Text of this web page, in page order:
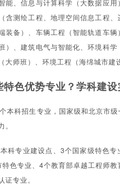
能、信息与计算科学（大数据应
含测绘工程、地理空间信息工程
装备）、车辆工程（智能轨道车
）、建筑电气与智能化、环境科
大师班）、环境工程（海绵城市
色优势专业？学科建
本科招生专业，国家级和北京市
科专业建设点、3个国家级特色
色专业、4个教育部卓越工程师
专业。